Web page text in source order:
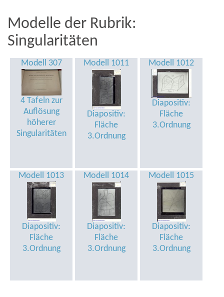
Modelle der Rubrik:
Singularitäten
Modell 307
4 Tafeln zur
Auflösung
höherer
Singularitäten
Modell 1011
Diapositiv:
Fläche
3.Ordnung
Modell 1012
Diapositiv:
Fläche
3.Ordnung
Modell 1013
Diapositiv:
Fläche
3.Ordnung
Modell 1014
Diapositiv:
Fläche
3.Ordnung
Modell 1015
Diapositiv:
Fläche
3.Ordnung